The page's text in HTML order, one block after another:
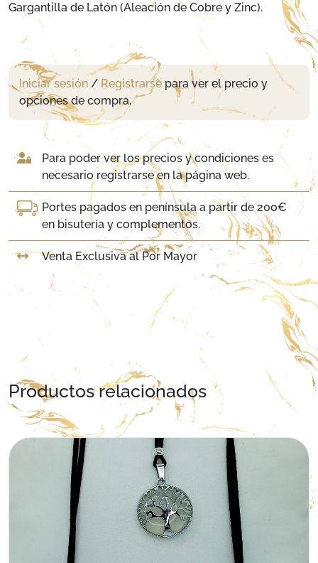
Gargantilla de Latón (Aleación de Cobre y Zinc).
Iniciar sesión / Registrarse para ver el precio y
opciones de compra.
Para poder ver los precios y condiciones es
necesario registrarse en la página web.
Portes pagados en península a partir de 200€
en bisutería y complementos.
Venta Exclusiva al Por Mayor
Productos relacionados